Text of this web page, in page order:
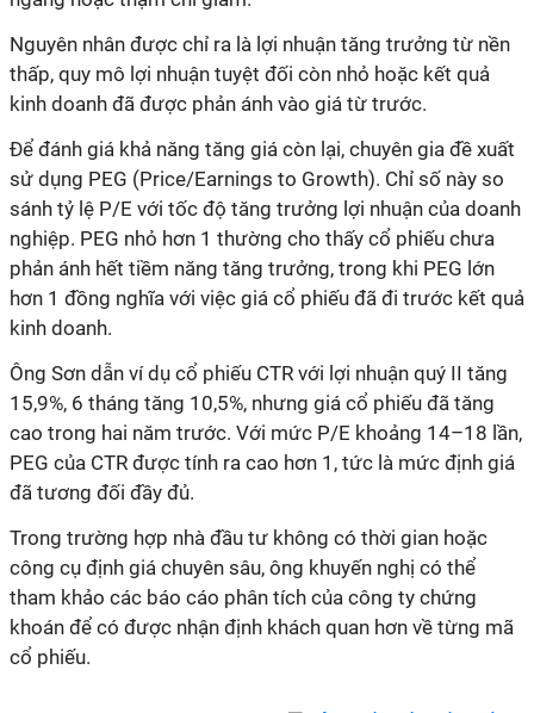
Nguyên nhân được chỉ ra là lợi nhuận tăng trưởng từ nền
thấp, quy mô lợi nhuận tuyệt đối còn nhỏ hoặc kết quả
kinh doanh đã được phản ánh vào giá từ trước.
Để đánh giá khả năng tăng giá còn lại, chuyên gia đề xuất
sử dụng PEG (Price/Earnings to Growth). Chỉ số này so
sánh tỷ lệ P/E với tốc độ tăng trưởng lợi nhuận của doanh
nghiệp. PEG nhỏ hơn 1 thường cho thấy cổ phiếu chưa
phản ánh hết tiềm năng tăng trưởng, trong khi PEG lớn
hơn 1 đồng nghĩa với việc giá cổ phiếu đã đi trước kết quả
kinh doanh.
Ông Sơn dẫn ví dụ cổ phiếu CTR với lợi nhuận quý II tăng
15,9%, 6 tháng tăng 10,5%, nhưng giá cổ phiếu đã tăng
cao trong hai năm trước. Với mức P/E khoảng 14–18 lần,
PEG của CTR được tính ra cao hơn 1, tức là mức định giá
đã tương đối đầy đủ.
Trong trường hợp nhà đầu tư không có thời gian hoặc
công cụ định giá chuyên sâu, ông khuyến nghị có thể
tham khảo các báo cáo phân tích của công ty chứng
khoán để có được nhận định khách quan hơn về từng mã
cổ phiếu.